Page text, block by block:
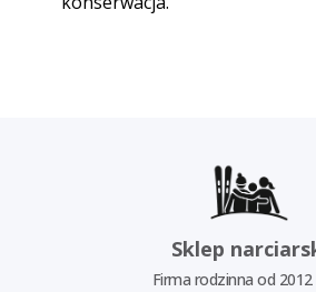
Sklep
Firma rodzinna od